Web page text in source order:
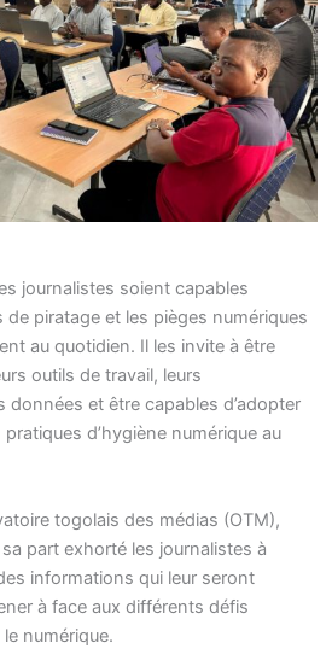
journalistes soient capables
de piratage et les pièges numériques
au quotidien. Il les invite à être
outils de travail, leurs
et être capables d’adopter
d’hygiène numérique au
togolais des médias (OTM),
part exhorté les journalistes à
informations qui leur seront
à face aux différents défis
le numérique.